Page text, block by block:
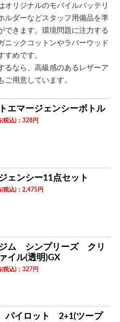
オリジナルのモバイルバッテリ
ルダーなどスタッフ用備品を準
できます。環境問題に注力する
ニックコットンやラバーウッド
めです。
るなら、高級感のあるレザーア
用意しています。
エマージェンシーボトル
(税込) ： 328円
ェンシー11点セット
(税込) ： 2,475円
ム シンプリーズ クリ
イル(透明)GX
(税込) ： 327円
パイロット 2+1(ツープ